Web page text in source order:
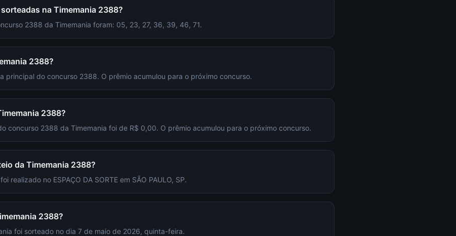
na Timemania 2388?
2388 da Timemania foram: 05, 23, 27, 36, 39, 46, 71.
2388?
principal do concurso 2388. O prêmio acumulou para o próximo concurso.
2388?
concurso 2388 da Timemania foi de R$ 0,00. O prêmio acumulou para o próximo concurso.
da Timemania 2388?
realizado no ESPAÇO DA SORTE em SÃO PAULO, SP.
2388?
foi sorteado no dia 7 de maio de 2026, quinta-feira.